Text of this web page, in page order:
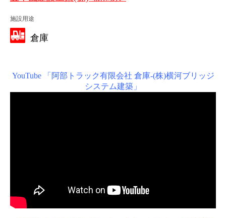
施設用途
倉庫
YouTube 「阿部トラック有限会社 倉庫-(株)横河ブリッジ
システム建築」